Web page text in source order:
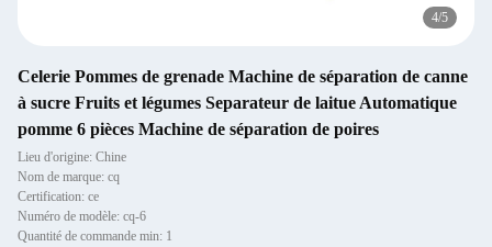
4/5
Celerie Pommes de grenade Machine de séparation de canne
à sucre Fruits et légumes Separateur de laitue Automatique
pomme 6 pièces Machine de séparation de poires
Lieu d'origine: Chine
Nom de marque: cq
Certification: ce
Numéro de modèle: cq-6
Quantité de commande min: 1